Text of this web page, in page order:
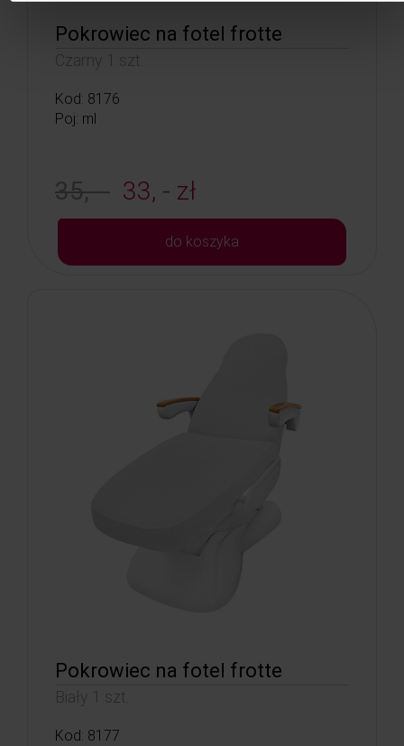
Pokrowiec na fotel frotte
Czarny 1 szt.
Kod: 8176
Poj: ml
35, - 33, - zł
do koszyka
Pokrowiec na fotel frotte
Biały 1 szt.
Kod: 8177